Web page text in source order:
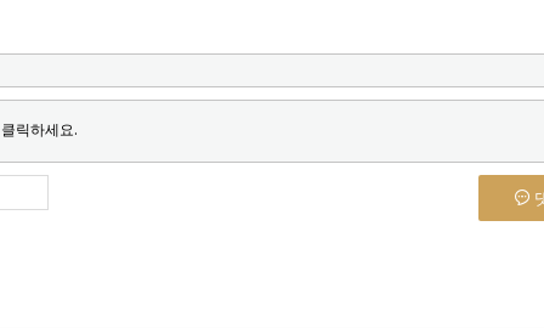
릭하세요.